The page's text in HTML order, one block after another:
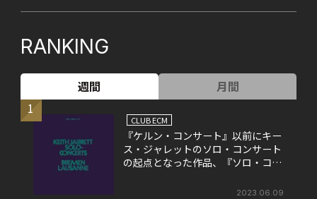
RANKING
週間
月間
1
CLUB ECM
『ケルン・コンサート』以前にキー
ス・ジャレットのソロ・コンサート
の起点となった作品、『ソロ・コン
2023.06.09